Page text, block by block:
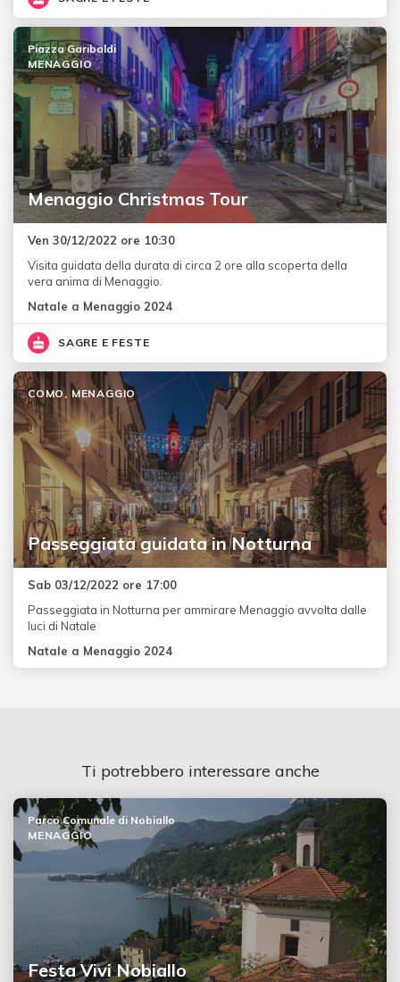
Menaggio Christmas Tour
Piazza Garibaldi
MENAGGIO
Ven 30/12/2022 ore 10:30
Visita guidata della durata di circa 2 ore alla scoperta della
vera anima di Menaggio.
Natale a Menaggio 2024
SAGRE E FESTE
Passeggiata guidata in Notturna
COMO, MENAGGIO
Sab 03/12/2022 ore 17:00
Passeggiata in Notturna per ammirare Menaggio avvolta dalle
luci di Natale
Natale a Menaggio 2024
Ti potrebbero interessare anche
Festa Vivi Nobiallo
Parco Comunale di Nobiallo
MENAGGIO